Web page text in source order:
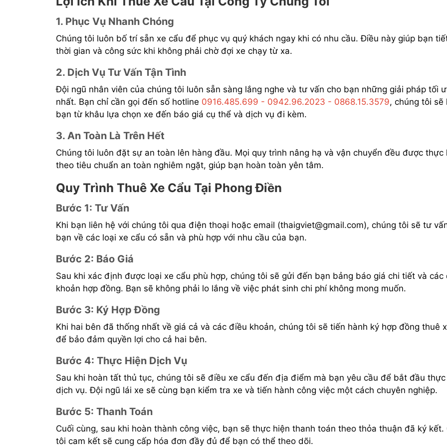
1. Phục Vụ Nhanh Chóng
Chúng tôi luôn bố trí sẵn xe cẩu để phục vụ quý khách ngay khi có nhu cầu. Điều này giúp bạn
thời gian và công sức khi không phải chờ đợi xe chạy từ xa.
2. Dịch Vụ Tư Vấn Tận Tình
Đội ngũ nhân viên của chúng tôi luôn sẵn sàng lắng nghe và tư vấn cho bạn những giải pháp tối
nhất. Bạn chỉ cần gọi đến số hotline 0916.485.699 - 0942.96.2023 - 0868.15.3579, chúng tôi sẽ
bạn từ khâu lựa chọn xe đến báo giá cụ thể và dịch vụ đi kèm.
3. An Toàn Là Trên Hết
Chúng tôi luôn đặt sự an toàn lên hàng đầu. Mọi quy trình nâng hạ và vận chuyển đều được thực
theo tiêu chuẩn an toàn nghiêm ngặt, giúp bạn hoàn toàn yên tâm.
Quy Trình Thuê Xe Cẩu Tại Phong Điền
Bước 1: Tư Vấn
Khi bạn liên hệ với chúng tôi qua điện thoại hoặc email (thaigviet@gmail.com), chúng tôi sẽ tư
bạn về các loại xe cẩu có sẵn và phù hợp với nhu cầu của bạn.
Bước 2: Báo Giá
Sau khi xác định được loại xe cẩu phù hợp, chúng tôi sẽ gửi đến bạn bảng báo giá chi tiết và các
khoản hợp đồng. Bạn sẽ không phải lo lắng về việc phát sinh chi phí không mong muốn.
Bước 3: Ký Hợp Đồng
Khi hai bên đã thống nhất về giá cả và các điều khoản, chúng tôi sẽ tiến hành ký hợp đồng thuê
để bảo đảm quyền lợi cho cả hai bên.
Bước 4: Thực Hiện Dịch Vụ
Sau khi hoàn tất thủ tục, chúng tôi sẽ điều xe cẩu đến địa điểm mà bạn yêu cầu để bắt đầu thực
dịch vụ. Đội ngũ lái xe sẽ cùng bạn kiểm tra xe và tiến hành công việc một cách chuyên nghiệp.
Bước 5: Thanh Toán
Cuối cùng, sau khi hoàn thành công việc, bạn sẽ thực hiện thanh toán theo thỏa thuận đã ký kết.
tôi cam kết sẽ cung cấp hóa đơn đầy đủ để bạn có thể theo dõi.